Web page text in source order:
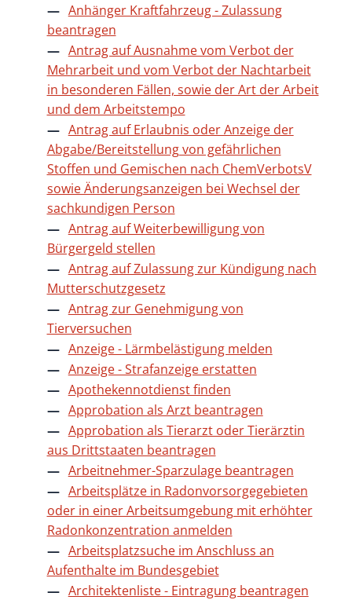
Anhänger Kraftfahrzeug - Zulassung
beantragen
Antrag auf Ausnahme vom Verbot der
Mehrarbeit und vom Verbot der Nachtarbeit
in besonderen Fällen, sowie der Art der Arbeit
und dem Arbeitstempo
Antrag auf Erlaubnis oder Anzeige der
Abgabe/Bereitstellung von gefährlichen
Stoffen und Gemischen nach ChemVerbotsV
sowie Änderungsanzeigen bei Wechsel der
sachkundigen Person
Antrag auf Weiterbewilligung von
Bürgergeld stellen
Antrag auf Zulassung zur Kündigung nach
Mutterschutzgesetz
Antrag zur Genehmigung von
Tierversuchen
Anzeige - Lärmbelästigung melden
Anzeige - Strafanzeige erstatten
Apothekennotdienst finden
Approbation als Arzt beantragen
Approbation als Tierarzt oder Tierärztin
aus Drittstaaten beantragen
Arbeitnehmer-Sparzulage beantragen
Arbeitsplätze in Radonvorsorgegebieten
oder in einer Arbeitsumgebung mit erhöhter
Radonkonzentration anmelden
Arbeitsplatzsuche im Anschluss an
Aufenthalte im Bundesgebiet
Architektenliste - Eintragung beantragen